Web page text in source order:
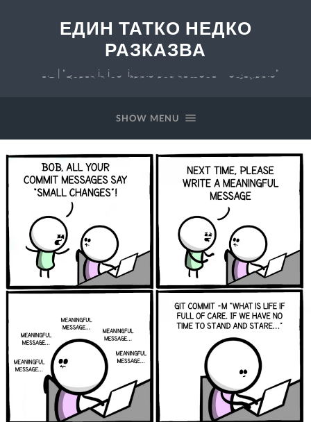
ЕДИН ТАТКО НЕДКО
РАЗКАЗВА
v 0.7 | "Chaos is inevitable and somehow enjoyable"
SHOW MENU